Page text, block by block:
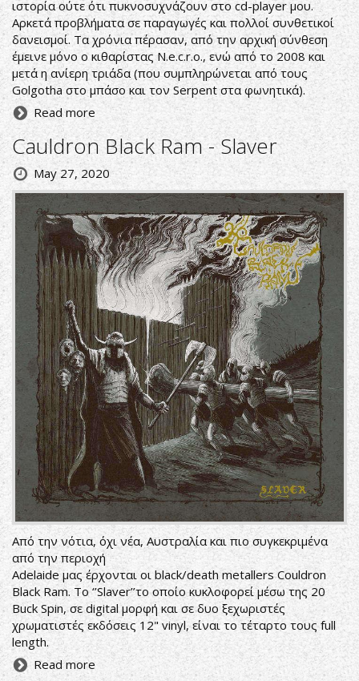
ιστορία ούτε ότι πυκνοσυχνάζουν στο cd-player μου.
Αρκετά προβλήματα σε παραγωγές και πολλοί συνθετικοί
δανεισμοί. Τα χρόνια πέρασαν, από την αρχική σύνθεση
έμεινε μόνο ο κιθαρίστας N.e.c.r.o., ενώ από το 2008 και
μετά η ανίερη τριάδα (που συμπληρώνεται από τους
Golgotha στο μπάσο και τον Serpent στα φωνητικά).
Read more
Cauldron Black Ram - Slaver
May 27, 2020
Από την νότια, όχι νέα, Αυστραλία και πιο συγκεκριμένα
από την περιοχή
Adelaide μας έρχονται οι black/death metallers Couldron
Black Ram. Το ‘’Slaver’’το οποίο κυκλοφορεί μέσω της 20
Buck Spin, σε digital μορφή και σε δυο ξεχωριστές
χρωματιστές εκδόσεις 12" vinyl, είναι το τέταρτο τους full
length.
Read more